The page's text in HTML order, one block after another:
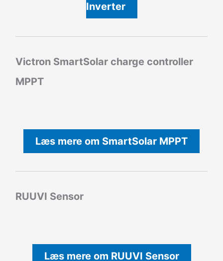
Inverter
Victron SmartSolar charge controller
MPPT
Læs mere om SmartSolar MPPT
RUUVI Sensor
Læs mere om RUUVI Sensor